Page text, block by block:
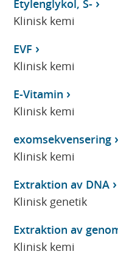
Etylenglykol, S-
Klinisk kemi
EVF
Klinisk kemi
E-Vitamin
Klinisk kemi
exomsekvensering
Klinisk kemi
Extraktion av DNA
Klinisk genetik
Extraktion av
Klinisk kemi